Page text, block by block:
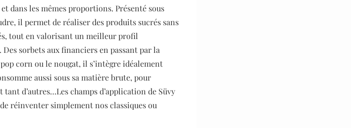
dans les mêmes proportions. Présenté sous
il permet de réaliser des produits sucrés sans
tout en valorisant un meilleur profil
sorbets aux financiers en passant par la
corn ou le nougat, il s’intègre idéalement
aussi sous sa matière brute, pour
d’autres…Les champs d’application de Süvy
réinventer simplement nos classiques ou